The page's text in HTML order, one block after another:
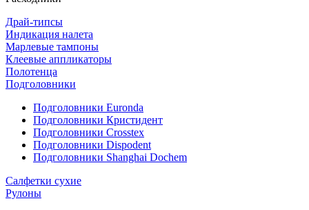
Драй-типсы
Индикация налета
Марлевые тампоны
Клеевые аппликаторы
Полотенца
Подголовники
Подголовники Euronda
Подголовники Кристидент
Подголовники Crosstex
Подголовники Dispodent
Подголовники Shanghai Dochem
Салфетки сухие
Рулоны